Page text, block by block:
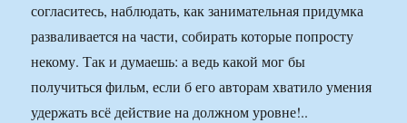
согласитесь, наблюдать, как занимательная придумка
разваливается на части, собирать которые попросту
некому. Так и думаешь: а ведь какой мог бы
получиться фильм, если б его авторам хватило умения
удержать всё действие на должном уровне!..